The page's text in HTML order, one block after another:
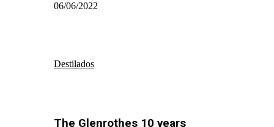
06/06/2022
Destilados
The Glenrothes 10 years